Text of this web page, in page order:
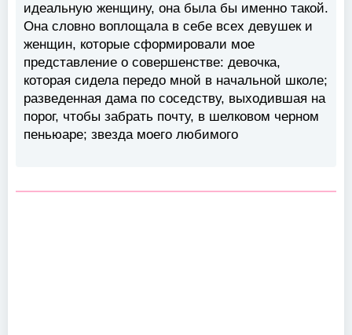
идеальную женщину, она была бы именно такой.
Она словно воплощала в себе всех девушек и
женщин, которые сформировали мое
представление о совершенстве: девочка,
которая сидела передо мной в начальной школе;
разведенная дама по соседству, выходившая на
порог, чтобы забрать почту, в шелковом черном
пеньюаре; звезда моего любимого